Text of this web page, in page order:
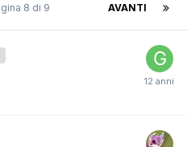
AVANTI
8 di 9